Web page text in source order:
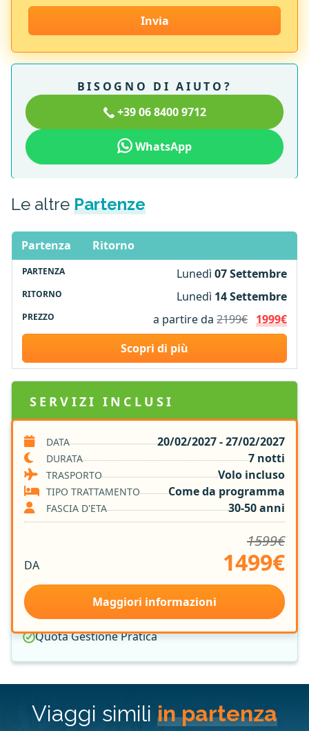
Invia
BISOGNO DI AIUTO?
+39 06 8400 9712
WhatsApp
Le altre Partenze
Partenza
Ritorno
Lunedì07 Settembre
Lunedì 14 Settembre
a partire da2199€ 1999€
Scopri di più
SERVIZI INCLUSI
Tutte le esperienze indicate nel programma
Volo A/R
Trasferimenti
Guida parlante italiano per tutta la durata del
tour
7 notti in Hotel 4* e 5*
Group Leader Vamonos
Sistemazione nella Camera Prescelta
Assicurazione Medica e Bagaglio
Quota Gestione Pratica
DATA 20/02/2027 - 27/02/2027
DURATA 7 notti
TRASPORTO Volo incluso
TIPO TRATTAMENTO Come da programma
FASCIA D'ETA 30-50 anni
DA
1599€
1499€
Maggiori informazioni
Viaggi simili in partenza